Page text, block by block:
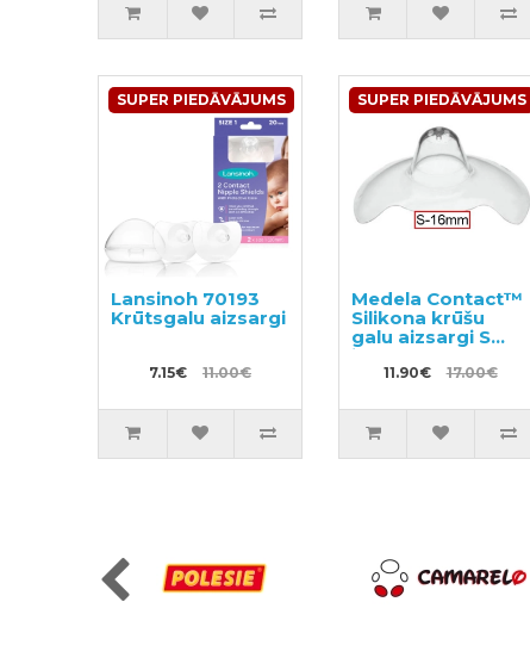
SUPER PIEDĀVĀJUMS
Lansinoh 70193
Krūtsgalu aizsargi
7.15€ 11.00€
SUPER PIEDĀVĀJUMS
Medela Contact™
Silikona krūšu
galu aizsargi S
izmērs (16mm)
008.0288
11.90€ 17.00€